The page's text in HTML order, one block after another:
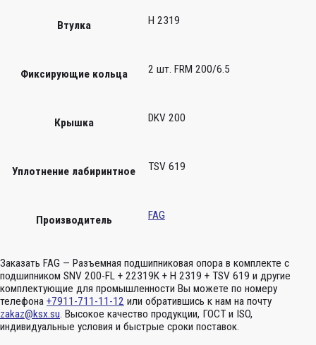
Втулка H 2319
Фиксирующие кольца 2 шт. FRM 200/6.5
Крышка DKV 200
Уплотнение лабиринтное TSV 619
Производитель FAG
Заказать FAG — Разъемная подшипниковая опора в комплекте с
подшипником SNV 200-FL + 22319K + H 2319 + TSV 619 и другие
комплектующие для промышленности Вы можете по номеру
телефона +7911-711-11-12 или обратившись к нам на почту
zakaz@ksx.su. Высокое качество продукции, ГОСТ и ISO,
индивидуальные условия и быстрые сроки поставок.